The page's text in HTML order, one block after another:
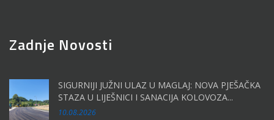
Zadnje Novosti
SIGURNIJI JUŽNI ULAZ U MAGLAJ: NOVA PJEŠAČKA
STAZA U LIJEŠNICI I SANACIJA KOLOVOZA...
10.08.2026